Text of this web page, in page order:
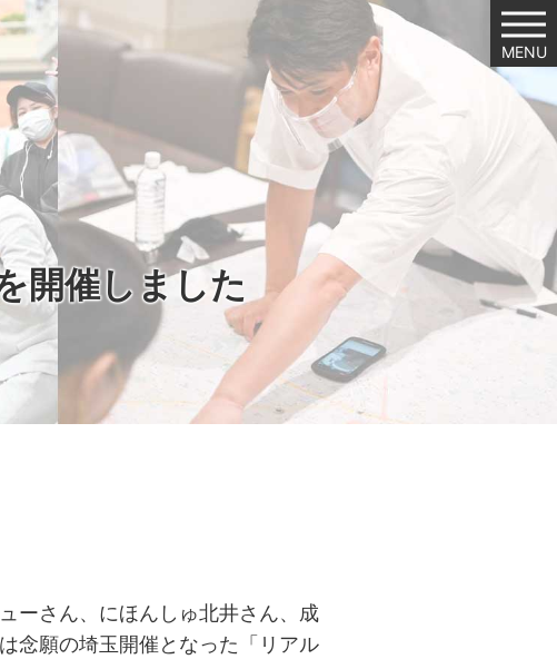
MENU
開催しました
ーさん、にほんしゅ北井さん、成
念願の埼玉開催となった「リアル